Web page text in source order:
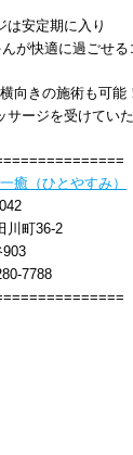
は安定期に入り
が快適に過ごせる
向きの施術も可能
サージを受けてい
癒（ひとやすみ）
川町36-2
903
7788